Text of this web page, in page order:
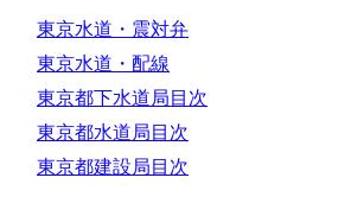
東京水道・震対弁
東京水道・配線
東京都下水道局目次
東京都水道局目次
東京都建設局目次